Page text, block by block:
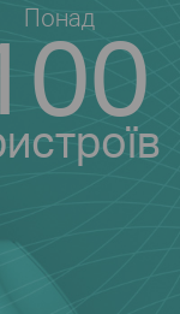
Понад